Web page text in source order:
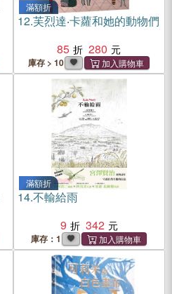
滿額折
12.芙烈達‧卡蘿和她的動物們
85
280
庫存 > 10
滿額折
14.不輸給雨
9
342
庫存：1